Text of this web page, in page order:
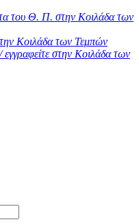
του Θ. Π. στην Κοιλάδα των
Κοιλάδα των Τεμπών
εγγραφείτε στην Κοιλάδα των